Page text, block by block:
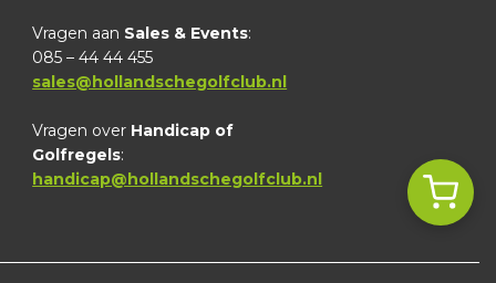
Vragen aan Sales & Events:
085 – 44 44 455
sales@hollandschegolfclub.nl
Vragen over Handicap of
Golfregels:
handicap@hollandschegolfclub.nl